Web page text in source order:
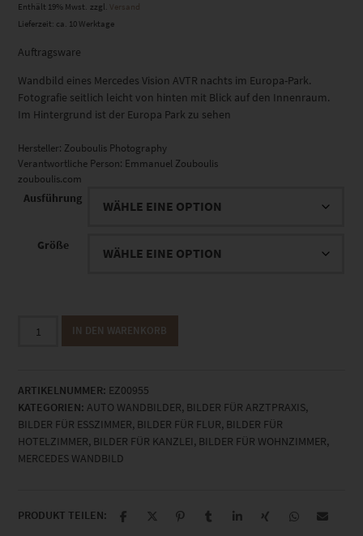
Enthält 19% Mwst. zzgl. Versand
Lieferzeit: ca. 10 Werktage
Auftragsware
Wandbild eines Mercedes Vision AVTR nachts im Europa-Park.
Fotografie seitlich leicht von hinten mit Blick auf den Innenraum.
Im Hintergrund ist der Europa Park zu sehen
Hersteller: Zouboulis Photography
Verantwortliche Person: Emmanuel Zouboulis
zouboulis.com
Ausführung
Größe
Mercedes
at
Europa
Park
Menge
IN DEN WARENKORB
ARTIKELNUMMER: EZ00955
KATEGORIEN: AUTO WANDBILDER, BILDER FÜR ARZTPRAXIS,
BILDER FÜR ESSZIMMER, BILDER FÜR FLUR, BILDER FÜR
HOTELZIMMER, BILDER FÜR KANZLEI, BILDER FÜR WOHNZIMMER,
MERCEDES WANDBILD
PRODUKT TEILEN: